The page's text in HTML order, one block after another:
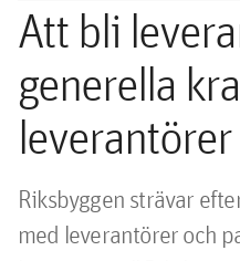
Att bli
generella
Riksbyggen strävar
med leverantörer och